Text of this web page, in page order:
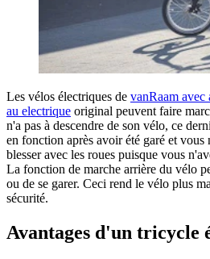
Les vélos électriques de vanRaam avec
au electrique original peuvent faire
n'a pas à descendre de son vélo, ce
en fonction après avoir été garé et vous
blesser avec les roues puisque vous
La fonction de marche arrière du vélo
ou de se garer. Ceci rend le vélo plus
sécurité.
Avantages d'un tricycle